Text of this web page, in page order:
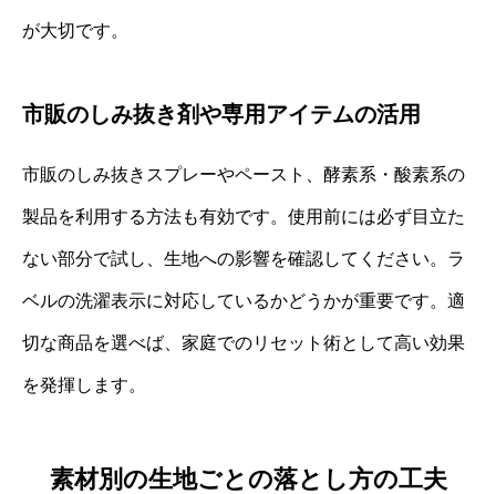
が大切です。
市販のしみ抜き剤や専用アイテムの活用
市販のしみ抜きスプレーやペースト、酵素系・酸素系の
製品を利用する方法も有効です。使用前には必ず目立た
ない部分で試し、生地への影響を確認してください。ラ
ベルの洗濯表示に対応しているかどうかが重要です。適
切な商品を選べば、家庭でのリセット術として高い効果
を発揮します。
素材別の生地ごとの落とし方の工夫